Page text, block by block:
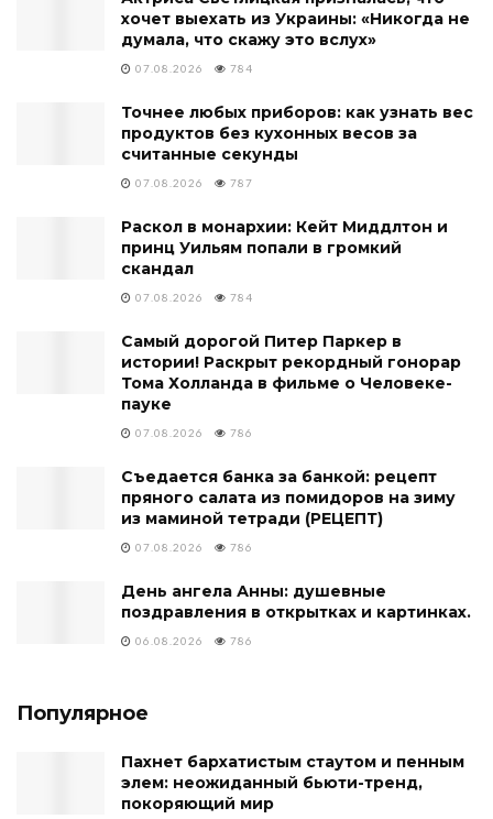
хочет выехать из Украины: «Никогда не
думала, что скажу это вслух»
07.08.2026 784
Точнее любых приборов: как узнать вес
продуктов без кухонных весов за
считанные секунды
07.08.2026 787
Раскол в монархии: Кейт Миддлтон и
принц Уильям попали в громкий
скандал
07.08.2026 784
Самый дорогой Питер Паркер в
истории! Раскрыт рекордный гонорар
Тома Холланда в фильме о Человеке-
пауке
07.08.2026 786
Съедается банка за банкой: рецепт
пряного салата из помидоров на зиму
из маминой тетради (РЕЦЕПТ)
07.08.2026 786
День ангела Анны: душевные
поздравления в открытках и картинках.
06.08.2026 786
Популярное
Пахнет бархатистым стаутом и пенным
элем: неожиданный бьюти-тренд,
покоряющий мир